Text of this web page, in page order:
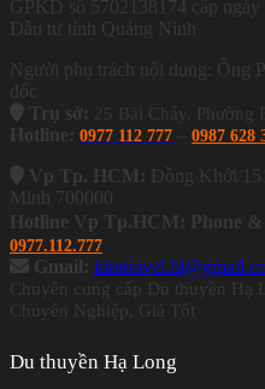
GPKD số 5702138174 cấp
Đầu tư tỉnh Quảng Ninh
Người phụ trách nội dung: Ông
đốc
Trụ sở:
25 Bãi Cháy, Phường
Hotline: 0977 112 777 0987 628
Vp Tp. HCM: Đồng Khởi/
Minh 700000
Hotline Vp Tp.HCM: Phone &
0977.112.777
Gmail:
Chuyên cung cấp Du thuyền Hạ
Chuyên Nghiệp, Giá Tốt
Du thuyền Hạ Long